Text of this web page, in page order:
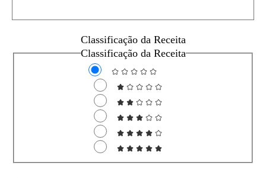
Classificação da Receita
Classificação da Receita